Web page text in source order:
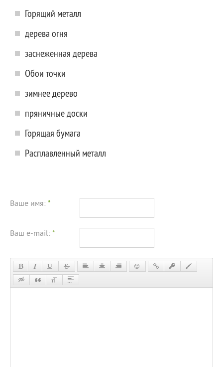
Горящий металл
дерева огня
заснеженная дерева
Обои точки
зимнее дерево
пряничные доски
Горящая бумага
Расплавленный металл
Ваше имя: *
Ваш e-mail: *